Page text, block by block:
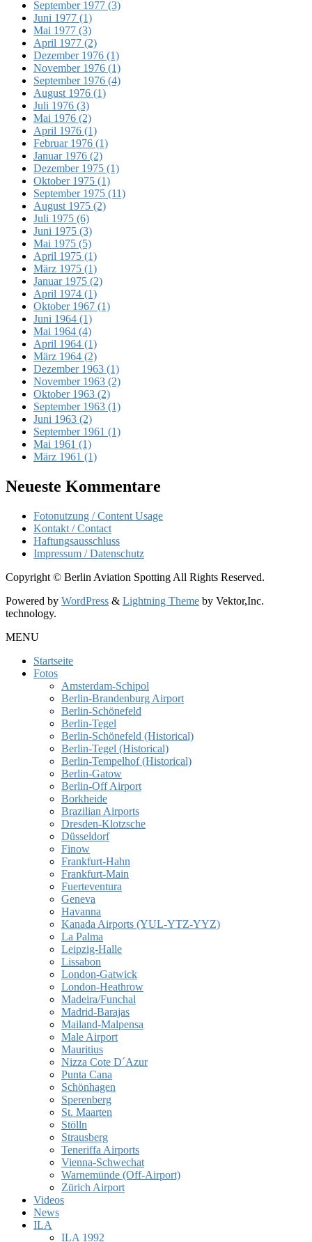
September 1977 (3)
Juni 1977 (1)
Mai 1977 (3)
April 1977 (2)
Dezember 1976 (1)
November 1976 (1)
September 1976 (4)
August 1976 (1)
Juli 1976 (3)
Mai 1976 (2)
April 1976 (1)
Februar 1976 (1)
Januar 1976 (2)
Dezember 1975 (1)
Oktober 1975 (1)
September 1975 (11)
August 1975 (2)
Juli 1975 (6)
Juni 1975 (3)
Mai 1975 (5)
April 1975 (1)
März 1975 (1)
Januar 1975 (2)
April 1974 (1)
Oktober 1967 (1)
Juni 1964 (1)
Mai 1964 (4)
April 1964 (1)
März 1964 (2)
Dezember 1963 (1)
November 1963 (2)
Oktober 1963 (2)
September 1963 (1)
Juni 1963 (2)
September 1961 (1)
Mai 1961 (1)
März 1961 (1)
Neueste Kommentare
Fotonutzung / Content Usage
Kontakt / Contact
Haftungsausschluss
Impressum / Datenschutz
Copyright © Berlin Aviation Spotting All Rights Reserved.
Powered by WordPress & Lightning Theme by Vektor,Inc.
technology.
MENU
Startseite
Fotos
Amsterdam-Schipol
Berlin-Brandenburg Airport
Berlin-Schönefeld
Berlin-Tegel
Berlin-Schönefeld (Historical)
Berlin-Tegel (Historical)
Berlin-Tempelhof (Historical)
Berlin-Gatow
Berlin-Off Airport
Borkheide
Brazilian Airports
Dresden-Klotzsche
Düsseldorf
Finow
Frankfurt-Hahn
Frankfurt-Main
Fuerteventura
Geneva
Havanna
Kanada Airports (YUL-YTZ-YYZ)
La Palma
Leipzig-Halle
Lissabon
London-Gatwick
London-Heathrow
Madeira/Funchal
Madrid-Barajas
Mailand-Malpensa
Male Airport
Mauritius
Nizza Cote D´Azur
Punta Cana
Schönhagen
Sperenberg
St. Maarten
Stölln
Strausberg
Teneriffa Airports
Vienna-Schwechat
Warnemünde (Off-Airport)
Zürich Airport
Videos
News
ILA
ILA 1992